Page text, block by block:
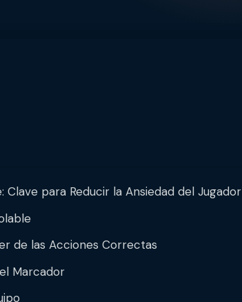
para Reducir la Ansiedad del Jugador
de las Acciones Correctas
Marcador